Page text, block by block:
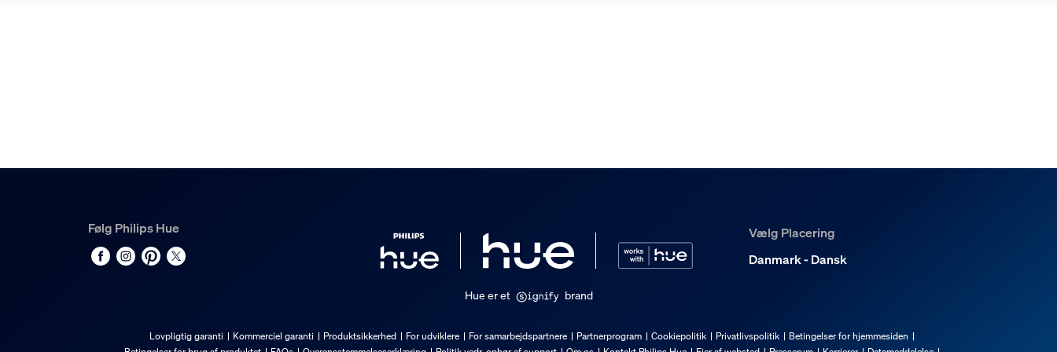
Følg Philips Hue
Vælg Placering
Danmark - Dansk
Hue er et brand
Lovpligtig garanti Kommerciel garanti Produktsikkerhed For udviklere For samarbejdspartnere Partnerprogram Cookiepolitik Privatlivspolitik
Betingelser for hjemmesiden